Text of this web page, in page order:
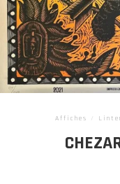
Affiches